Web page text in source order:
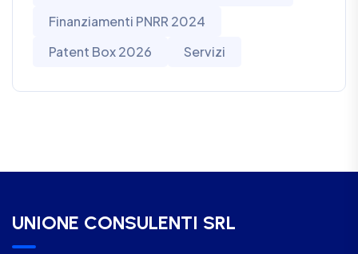
Finanziamenti PNRR 2024
Patent Box 2026
Servizi
UNIONE CONSULENTI SRL